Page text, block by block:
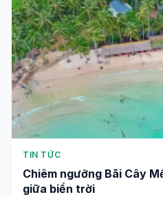
TIN TỨC
Chiêm ngưỡng Bãi Cây
giữa biển trời